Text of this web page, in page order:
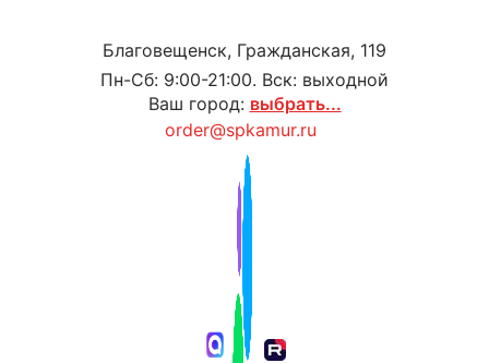
Благовещенск, Гражданская, 119
Пн-Сб: 9:00-21:00. Вск: выходной
Ваш город: выбрать...
order@spkamur.ru